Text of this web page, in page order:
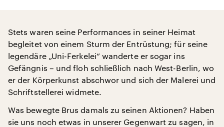
Stets waren seine Performances in seiner Heimat
begleitet von einem Sturm der Entrüstung; für seine
legendäre „Uni-Ferkelei“ wanderte er sogar ins
Gefängnis – und floh schließlich nach West-Berlin, wo
er der Körperkunst abschwor und sich der Malerei und
Schriftstellerei widmete.
Was bewegte Brus damals zu seinen Aktionen? Haben
sie uns noch etwas in unserer Gegenwart zu sagen, in